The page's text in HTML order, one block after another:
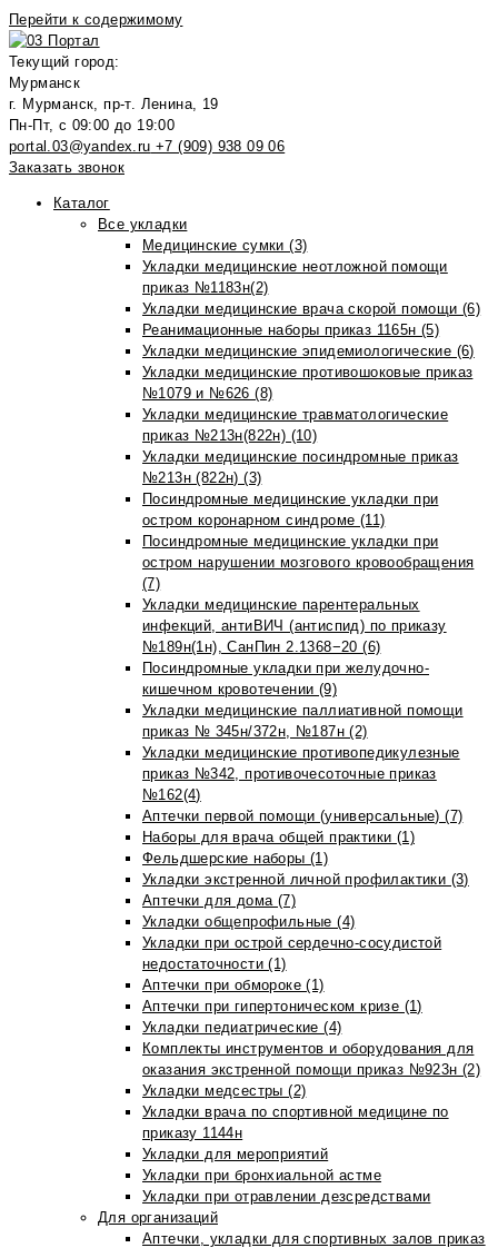
Перейти к содержимому
Текущий город:
Мурманск
г. Мурманск, пр-т. Ленина, 19
Пн-Пт, с 09:00 до 19:00
portal.03@yandex.ru +7 (909) 938 09 06
Заказать звонок
Каталог
Все укладки
Медицинские сумки (3)
Укладки медицинские неотложной помощи
приказ №1183н(2)
Укладки медицинские врача скорой помощи (6)
Реанимационные наборы приказ 1165н (5)
Укладки медицинские эпидемиологические (6)
Укладки медицинские противошоковые приказ
№1079 и №626 (8)
Укладки медицинские травматологические
приказ №213н(822н) (10)
Укладки медицинские посиндромные приказ
№213н (822н) (3)
Посиндромные медицинские укладки при
остром коронарном синдроме (11)
Посиндромные медицинские укладки при
остром нарушении мозгового кровообращения
(7)
Укладки медицинские парентеральных
инфекций, антиВИЧ (антиспид) по приказу
№189н(1н), СанПин 2.1368−20 (6)
Посиндромные укладки при желудочно-
кишечном кровотечении (9)
Укладки медицинские паллиативной помощи
приказ № 345н/372н, №187н (2)
Укладки медицинские противопедикулезные
приказ №342, противочесоточные приказ
№162(4)
Аптечки первой помощи (универсальные) (7)
Наборы для врача общей практики (1)
Фельдшерские наборы (1)
Укладки экстренной личной профилактики (3)
Аптечки для дома (7)
Укладки общепрофильные (4)
Укладки при острой сердечно-сосудистой
недостаточности (1)
Аптечки при обмороке (1)
Аптечки при гипертоническом кризе (1)
Укладки педиатрические (4)
Комплекты инструментов и оборудования для
оказания экстренной помощи приказ №923н (2)
Укладки медсестры (2)
Укладки врача по спортивной медицине по
приказу 1144н
Укладки для мероприятий
Укладки при бронхиальной астме
Укладки при отравлении дезсредствами
Для организаций
Аптечки, укладки для спортивных залов приказ